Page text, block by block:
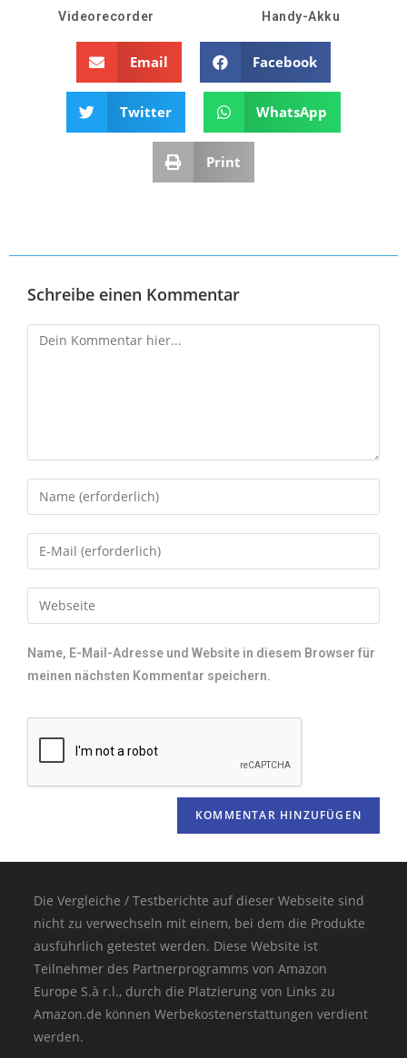
Videorecorder Handy-Akku
Email Facebook
Twitter WhatsApp
Print
Schreibe einen Kommentar
Name, E-Mail-Adresse und Website in diesem Browser für
meinen nächsten Kommentar speichern.
Die Vergleiche / Testberichte auf dieser Webseite sind
nicht zu verwechseln mit einem, bei dem die Produkte
ausführlich getestet werden. Diese Website ist
Teilnehmer des Partnerprogramms von Amazon
Europe S.à r.l., durch die Platzierung von Links zu
Amazon.de können Werbekostenerstattungen verdient
werden.